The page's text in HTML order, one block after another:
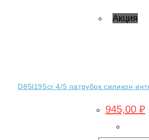
Акция
D85l195cr 4/5 патрубок силикон
945,00 ₽